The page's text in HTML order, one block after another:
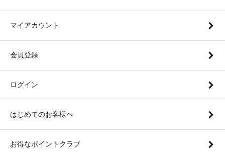
マイアカウント
会員登録
ログイン
はじめてのお客様へ
お得なポイントクラブ